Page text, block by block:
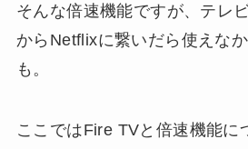
そんな倍速機能ですが、テレ
からNetflixに繋いだら使えな
も。
ここではFire TVと倍速機能に